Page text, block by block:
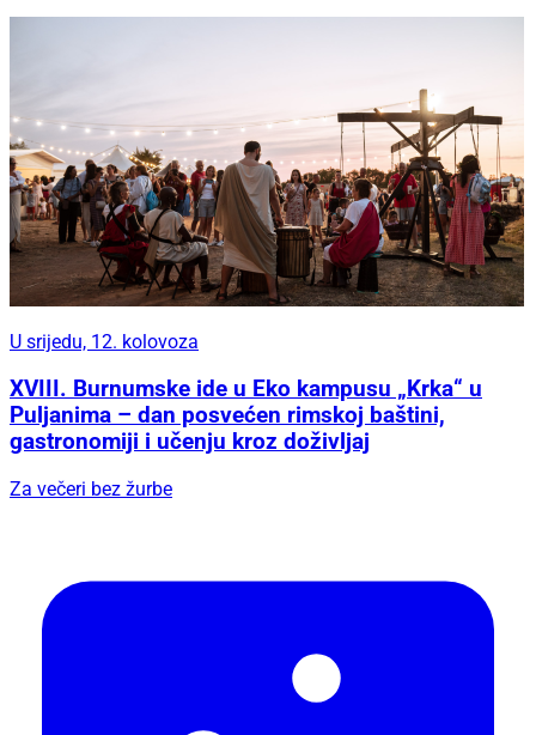
U srijedu, 12. kolovoza
XVIII. Burnumske ide u Eko kampusu „Krka“ u
Puljanima – dan posvećen rimskoj baštini,
gastronomiji i učenju kroz doživljaj
Za večeri bez žurbe